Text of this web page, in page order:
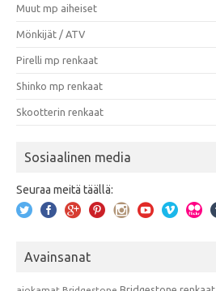
Muut mp aiheiset
Mönkijät / ATV
Pirelli mp renkaat
Shinko mp renkaat
Skootterin renkaat
Sosiaalinen media
Seuraa meitä täällä:
Avainsanat